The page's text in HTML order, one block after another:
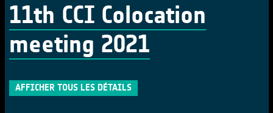
11th CCI Colocation
meeting 2021
AFFICHER TOUS LES DÉTAILS